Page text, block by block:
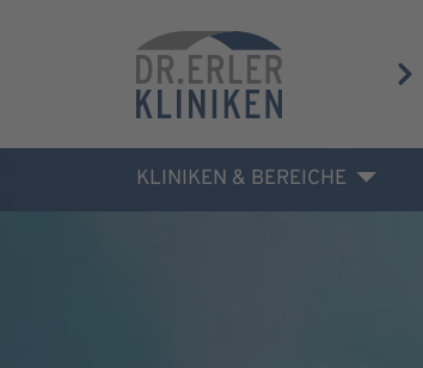
KLINIKEN & BEREICHE